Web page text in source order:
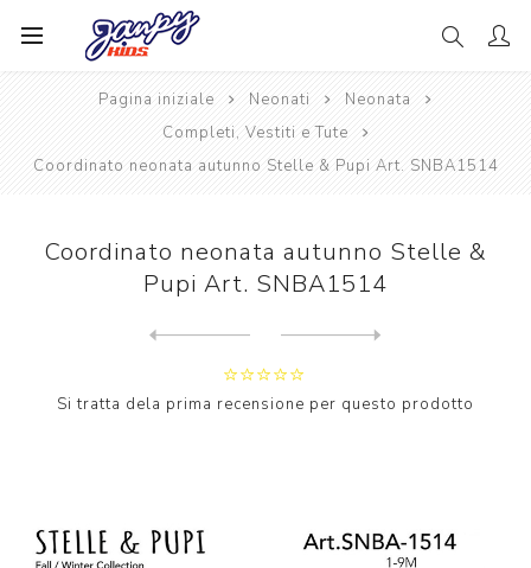
Pagina iniziale Neonati
Neonata
Completi, Vestiti e Tute
Coordinato neonata autunno Stelle & Pupi Art. SNBA1514
Coordinato neonata autunno Stelle &
Pupi Art. SNBA1514
Si tratta dela prima recensione per questo prodotto